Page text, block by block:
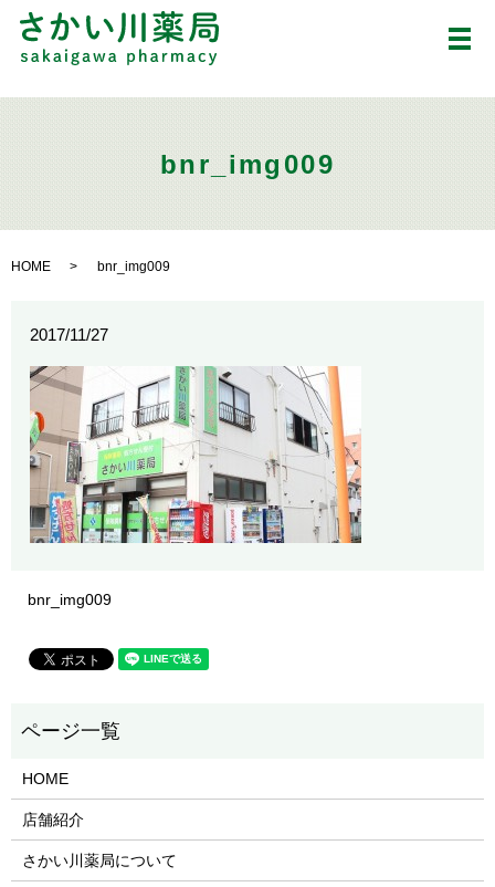
メ
bnr_img009
HOME bnr_img009
2017/11/27
bnr_img009
HOME
店舗紹介
さかい川薬局について